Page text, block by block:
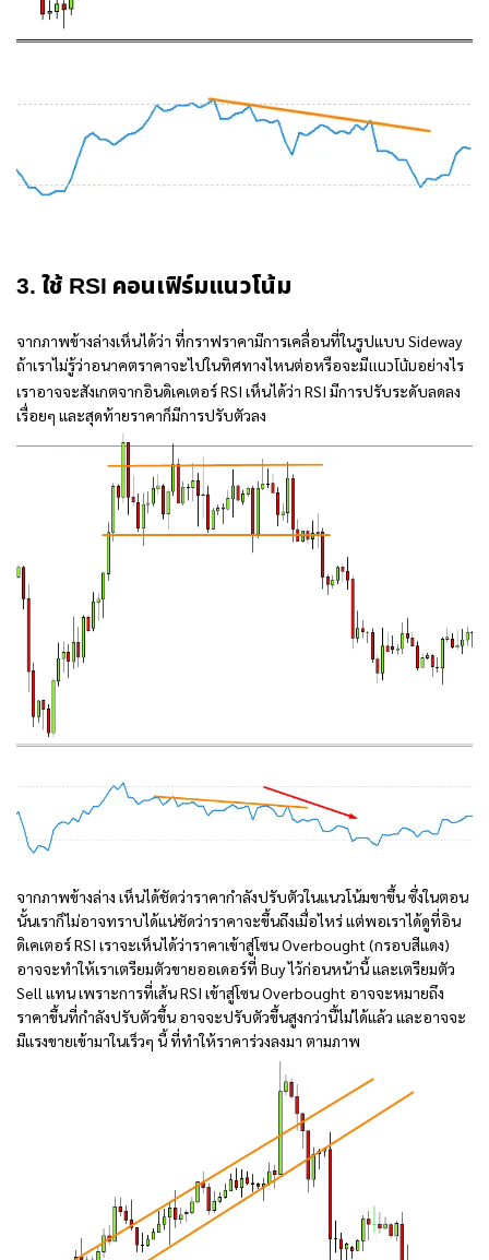
3. ใช้ RSI คอนเฟิร์มแนวโน้ม
จากภาพข้างล่างเห็นได้ว่า ที่กราฟราคามีการเคลื่อนที่ในรูปแบบ Sideway
ถ้าเราไม่รู้ว่าอนาคตราคาจะไปในทิศทางไหนต่อหรือจะมีแนวโน้มอย่างไร
เราอาจจะสังเกตจากอินดิเคเตอร์ RSI เห็นได้ว่า RSI มีการปรับระดับลดลง
เรื่อยๆ และสุดท้ายราคาก็มีการปรับตัวลง
จากภาพข้างล่าง เห็นได้ชัดว่าราคากำลังปรับตัวในแนวโน้มขาขึ้น ซึ่งในตอน
นั้นเราก็ไม่อาจทราบได้แน่ชัดว่าราคาจะขึ้นถึงเมื่อไหร่ แต่พอเราได้ดูที่อิน
ดิเคเตอร์ RSI เราจะเห็นได้ว่าราคาเข้าสู่โซน Overbought (กรอบสีแดง)
อาจจะทำให้เราเตรียมตัวขายออเดอร์ที่ Buy ไว้ก่อนหน้านี้ และเตรียมตัว
Sell แทน เพราะการที่เส้น RSI เข้าสู่โซน Overbought อาจจะหมายถึง
ราคาขึ้นที่กำลังปรับตัวขึ้น อาจจะปรับตัวขึ้นสูงกว่านี้ไม่ได้แล้ว และอาจจะ
มีแรงขายเข้ามาในเร็วๆ นี้ ที่ทำให้ราคาร่วงลงมา ตามภาพ